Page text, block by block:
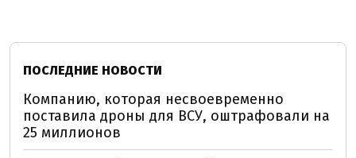
ПОСЛЕДНИЕ НОВОСТИ
Компанию, которая несвоевременно
поставила дроны для ВСУ, оштрафовали на
25 миллионов